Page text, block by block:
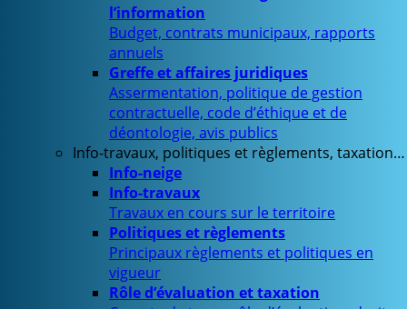
l’information
Budget, contrats municipaux, rapports
annuels
Greffe et affaires juridiques
Assermentation, politique de gestion
contractuelle, code d’éthique et de
déontologie, avis publics
Info-travaux, politiques et règlements, taxation…
Info-neige
Info-travaux
Travaux en cours sur le territoire
Politiques et règlements
Principaux règlements et politiques en
vigueur
Rôle d’évaluation et taxation